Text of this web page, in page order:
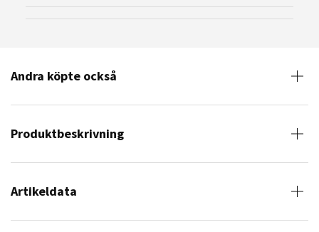
Andra köpte också
Produktbeskrivning
Artikeldata